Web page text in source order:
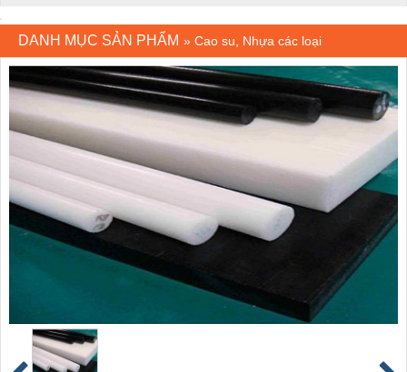
DANH MỤC SẢN PHẨM » Cao su, Nhựa các loại